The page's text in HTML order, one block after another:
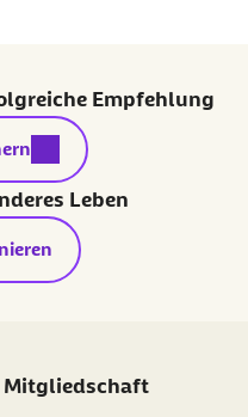
Empfehlung
Leben
Mitgliedschaft